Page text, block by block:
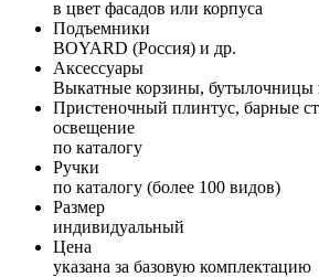
в цвет фасадов или корпуса
Подъемники
BOYARD (Россия) и др.
Аксессуары
Выкатные корзины, бутылочницы
Пристеночный плинтус, барные
освещение
по каталогу
Ручки
по каталогу (более 100 видов)
Размер
индивидуальный
Цена
указана за базовую комплектацию